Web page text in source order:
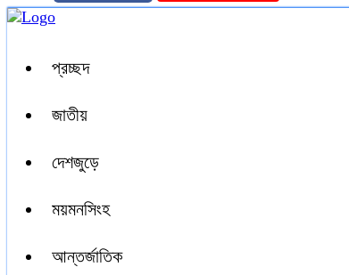
প্রচ্ছদ
জাতীয়
দেশজুড়ে
ময়মনসিংহ
আন্তর্জাতিক